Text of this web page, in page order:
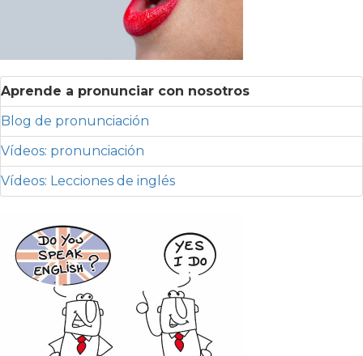
Aprende a pronunciar con nosotros
Blog de pronunciación
Vídeos: pronunciación
Vídeos: Lecciones de inglés